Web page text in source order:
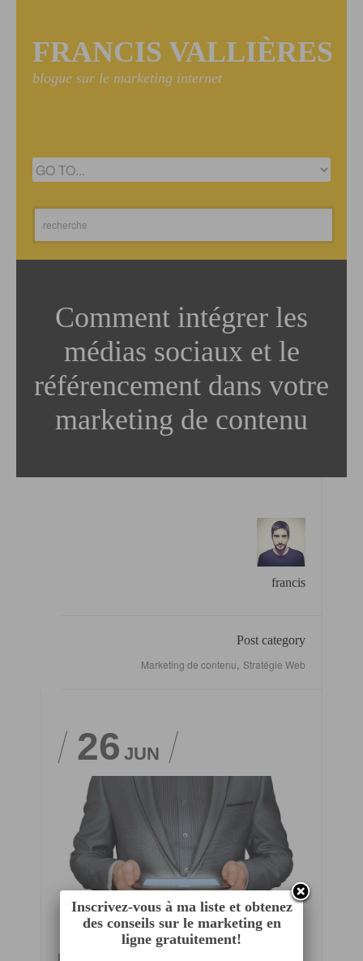
FRANCIS VALLIÈRES
blogue sur le marketing internet
Comment intégrer les
médias sociaux et le
référencement dans votre
marketing de contenu
francis
Post category
Marketing de contenu, Stratégie Web
26 JUN
Peu importe que vous soyez responsable du
Inscrivez-vous à ma liste et obtenez
des conseils sur le marketing en
ligne gratuitement!